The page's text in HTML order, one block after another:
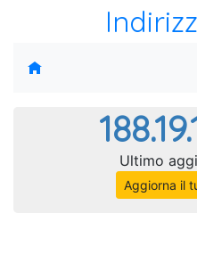
Ultimo
Aggiorna il